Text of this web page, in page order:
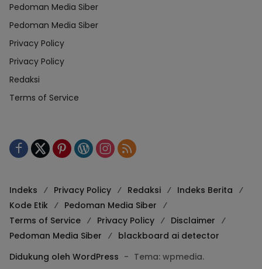
Pedoman Media Siber
Pedoman Media Siber
Privacy Policy
Privacy Policy
Redaksi
Terms of Service
Indeks Privacy Policy Redaksi
Indeks Berita
Kode Etik
Pedoman Media Siber
Terms of Service
Privacy Policy
Disclaimer
Pedoman Media Siber
blackboard ai detector
Didukung oleh WordPress - Tema: wpmedia.